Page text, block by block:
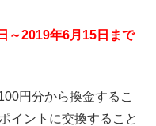
～2019年6月15日まで
円分から換金するこ
イントに交換すること